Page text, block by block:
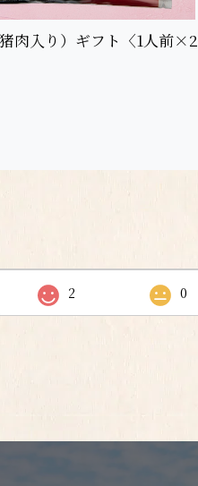
肉入り）ギフト〈1人前×2
2 0